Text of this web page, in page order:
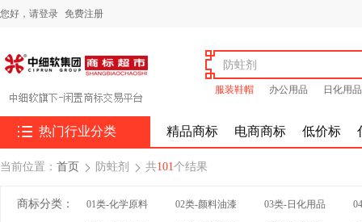
您好， 请登录 免费注册
服装鞋帽 办公用品 日化用品
 热门行业分类 精品商标 电商商标 低价标
当前位置： 首页  防蛀剂  共101个结果
商标分类： 01类-化学原料 02类-颜料油漆 03类-日化用品